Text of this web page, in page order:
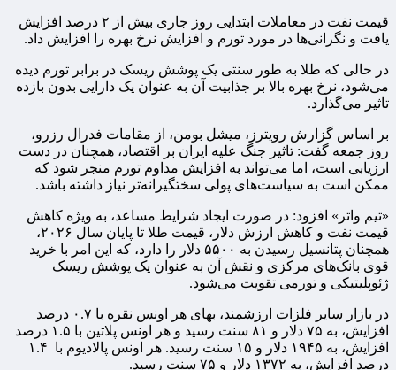
قیمت نفت در معاملات ابتدایی روز جاری بیش از ۲ درصد افزایش
یافت و نگرانی‌ها در مورد تورم و افزایش نرخ بهره را افزایش داد.
در حالی که طلا به طور سنتی یک پوشش ریسک در برابر تورم دیده
می‌شود، نرخ بهره بالا بر جذابیت آن به عنوان یک دارایی بدون بازده
تاثیر می‌گذارد.
بر اساس گزارش رویترز، میشل بومن، از مقامات فدرال رزرو،
روز جمعه گفت: تاثیر جنگ علیه ایران بر اقتصاد، همچنان در دست
ارزیابی است، اما می‌تواند به افزایش مداوم تورم منجر شود که
ممکن است به سیاست‌های پولی سختگیرانه‌تر نیاز داشته باشد.
«تیم واتر» افزود: در صورت ایجاد شرایط مساعد، به ویژه کاهش
قیمت نفت و کاهش ارزش دلار، قیمت طلا تا پایان سال ۲۰۲۶،
همچنان پتانسیل رسیدن به ۵۵۰۰ دلار را دارد، که این امر با خرید
قوی بانک‌های مرکزی و نقش آن به عنوان یک پوشش ریسک
ژئوپلیتیکی و تورمی تقویت می­‌شود.
در بازار سایر فلزات ارزشمند، بهای هر اونس نقره با ۰.۷ درصد
افزایش، به ۷۵ دلار و ۸۱ سنت رسید و هر اونس پلاتین با ۱.۵ درصد
افزایش، به ۱۹۴۵ دلار و ۱۵ سنت رسید. هر اونس پالادیوم با ۱.۴
درصد افزایش، به ۱۳۷۲ دلار و ۷۵ سنت رسید.